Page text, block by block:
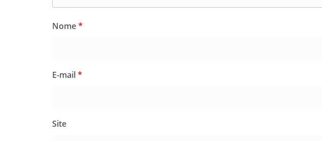
Nome*
E-mail*
Site